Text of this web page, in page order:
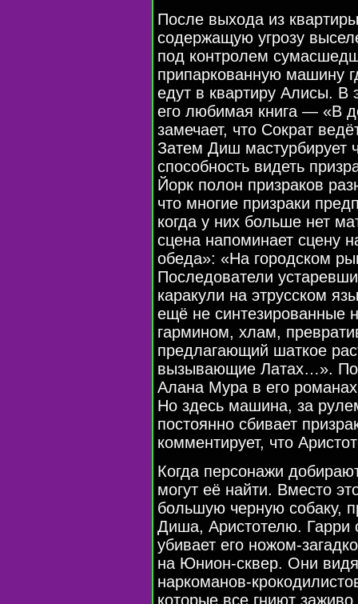
После выхода из
содержащую угрозу
под контролем
припаркованную машину
едут в квартиру Алисы. В
его любимая книга — «В
замечает, что Сократ
Затем Диш мастурбирует
способность видеть
Йорк полон призраков
что многие призраки
когда у них больше нет
сцена напоминает сцену
обеда»: «На городском
Последователи
каракули на этрусском
ещё не синтезированные
гармином, хлам,
предлагающий шаткое
вызывающие Латах…».
Алана Мура в его
Но здесь машина, за
постоянно сбивает
комментирует, что
Когда персонажи
могут её найти. Вместо
большую черную собаку,
Диша, Аристотелю. Гарри
убивает его ножом-
на Юнион-сквер. Они
наркоманов-
которые все гниют